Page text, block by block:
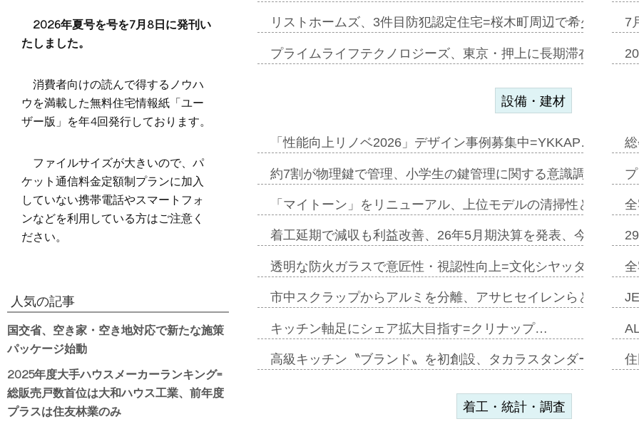
リストホームズ、3件目防犯認定住宅=桜木町周辺で希少価値
プライムライフテクノロジーズ、東京・押上に長期滞在型ホテ
7
設備・建材
「性能向上リノベ2026」デザイン事例募集中=YKKAP…
約7割が物理鍵で管理、小学生の鍵管理に関する意識調査
「マイトーン」をリニューアル、上位モデルの清掃性と安全
着工延期で減収も利益改善、26年5月期決算を発表、今期は増
透明な防火ガラスで意匠性・視認性向上=文化シヤッター…
市中スクラップからアルミを分離、アサヒセイレンらと協働開
キッチン軸足にシェア拡大目指す=クリナップ…
高級キッチン〝ブランド〟を初創設、タカラスタンダードが新
着工・統計・調査
2026年夏号を号を7月8日に発刊い
たしました。
消費者向けの読んで得するノウハ
ウを満載した無料住宅情報紙「ユー
ザー版」を年4回発行しております。
ファイルサイズが大きいので、パ
ケット通信料金定額制プランに加入
していない携帯電話やスマートフォ
ンなどを利用している方はご注意く
ださい。
人気の記事
国交省、空き家・空き地対応で新たな施策
パッケージ始動
2025年度大手ハウスメーカーランキング=
総販売戸数首位は大和ハウス工業、前年度
プラスは住友林業のみ